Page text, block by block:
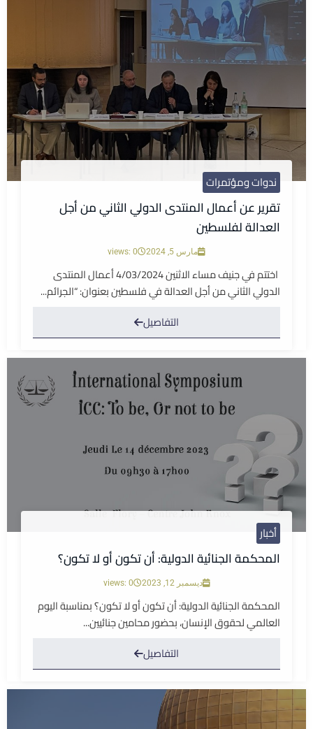
ندوات ومؤتمرات
تقرير عن أعمال المنتدى الدولي الثاني من أجل
العدالة لفلسطين
مارس 5, 2024 views: 0
اختتم في جنيف مساء الاثنين 4/03/2024 أعمال المنتدى
الدولي الثاني من أجل العدالة في فلسطين بعنوان: “الجرائم...
التفاصيل
أخبار
المحكمة الجنائية الدولية: أن تكون أو لا تكون؟
ديسمبر 12, 2023 views: 0
المحكمة الجنائية الدولية: أن تكون أو لا تكون؟ بمناسبة اليوم
العالمي لحقوق الإنسان، بحضور محامين جنائيين...
التفاصيل